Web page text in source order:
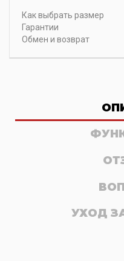
Как выбрать размер
Гарантии
Обмен и возврат
УХОД